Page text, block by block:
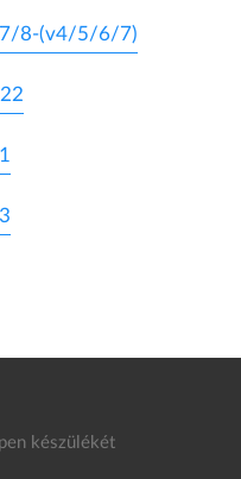
8-(v4/5/6/7)
készülékét